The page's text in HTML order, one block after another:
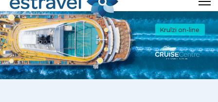
Kruīzi on-line